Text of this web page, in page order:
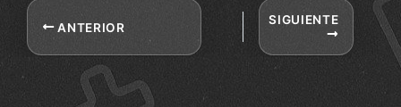
ANTERIOR
SIGUIENTE